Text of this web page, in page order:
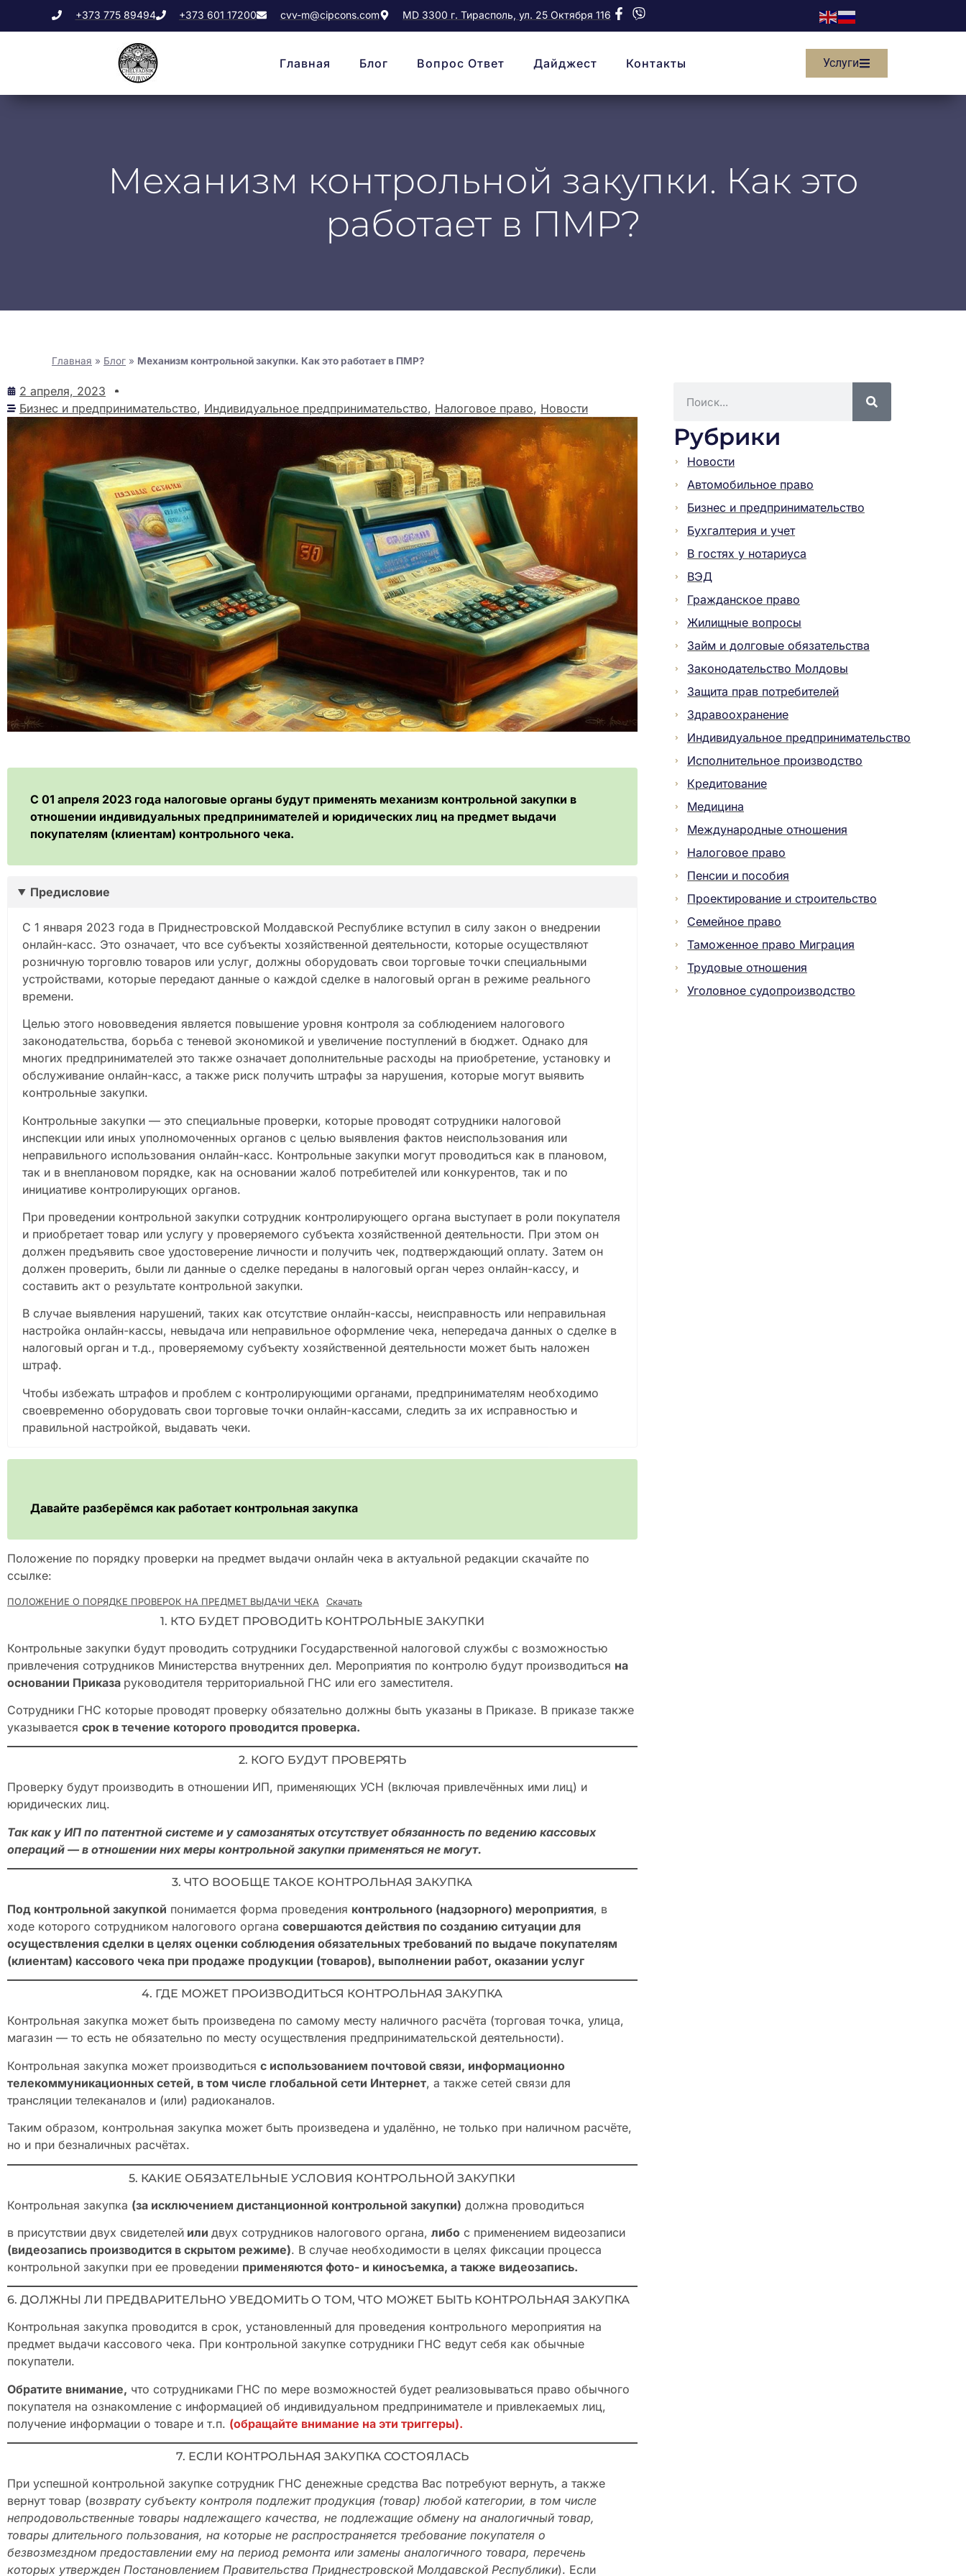
+373 775 89494 +373 601 17200 cvv-m@cipcons.com MD 3300 г. Тирасполь, ул. 25 Октября 116
Главная Блог Вопрос Ответ Дайджест Контакты Услуги
Механизм контрольной закупки. Как это
работает в ПМР?
Главная » Блог » Механизм контрольной закупки. Как это работает в ПМР?
2 апреля, 2023
Бизнес и предпринимательство, Индивидуальное предпринимательство, Налоговое право, Новости
С 01 апреля 2023 года налоговые органы будут применять механизм контрольной закупки в
отношении индивидуальных предпринимателей и юридических лиц на предмет выдачи
покупателям (клиентам) контрольного чека.
Предисловие
С 1 января 2023 года в Приднестровской Молдавской Республике вступил в силу закон о внедрении
онлайн-касс. Это означает, что все субъекты хозяйственной деятельности, которые осуществляют
розничную торговлю товаров или услуг, должны оборудовать свои торговые точки специальными
устройствами, которые передают данные о каждой сделке в налоговый орган в режиме реального
времени.
Целью этого нововведения является повышение уровня контроля за соблюдением налогового
законодательства, борьба с теневой экономикой и увеличение поступлений в бюджет. Однако для
многих предпринимателей это также означает дополнительные расходы на приобретение, установку и
обслуживание онлайн-касс, а также риск получить штрафы за нарушения, которые могут выявить
контрольные закупки.
Контрольные закупки — это специальные проверки, которые проводят сотрудники налоговой
инспекции или иных уполномоченных органов с целью выявления фактов неиспользования или
неправильного использования онлайн-касс. Контрольные закупки могут проводиться как в плановом,
так и в внеплановом порядке, как на основании жалоб потребителей или конкурентов, так и по
инициативе контролирующих органов.
При проведении контрольной закупки сотрудник контролирующего органа выступает в роли покупателя
и приобретает товар или услугу у проверяемого субъекта хозяйственной деятельности. При этом он
должен предъявить свое удостоверение личности и получить чек, подтверждающий оплату. Затем он
должен проверить, были ли данные о сделке переданы в налоговый орган через онлайн-кассу, и
составить акт о результате контрольной закупки.
В случае выявления нарушений, таких как отсутствие онлайн-кассы, неисправность или неправильная
настройка онлайн-кассы, невыдача или неправильное оформление чека, непередача данных о сделке в
налоговый орган и т.д., проверяемому субъекту хозяйственной деятельности может быть наложен
штраф.
Чтобы избежать штрафов и проблем с контролирующими органами, предпринимателям необходимо
своевременно оборудовать свои торговые точки онлайн-кассами, следить за их исправностью и
правильной настройкой, выдавать чеки.
Давайте разберёмся как работает контрольная закупка
Положение по порядку проверки на предмет выдачи онлайн чека в актуальной редакции скачайте по
ссылке:
ПОЛОЖЕНИЕ О ПОРЯДКЕ ПРОВЕРОК НА ПРЕДМЕТ ВЫДАЧИ ЧЕКА Скачать
1. КТО БУДЕТ ПРОВОДИТЬ КОНТРОЛЬНЫЕ ЗАКУПКИ
Контрольные закупки будут проводить сотрудники Государственной налоговой службы с возможностью
привлечения сотрудников Министерства внутренних дел. Мероприятия по контролю будут производиться на
основании Приказа руководителя территориальной ГНС или его заместителя.
Сотрудники ГНС которые проводят проверку обязательно должны быть указаны в Приказе. В приказе также
указывается срок в течение которого проводится проверка.
2. КОГО БУДУТ ПРОВЕРЯТЬ
Проверку будут производить в отношении ИП, применяющих УСН (включая привлечённых ими лиц) и
юридических лиц.
Так как у ИП по патентной системе и у самозанятых отсутствует обязанность по ведению кассовых
операций — в отношении них меры контрольной закупки применяться не могут.
3. ЧТО ВООБЩЕ ТАКОЕ КОНТРОЛЬНАЯ ЗАКУПКА
Под контрольной закупкой понимается форма проведения контрольного (надзорного) мероприятия, в
ходе которого сотрудником налогового органа совершаются действия по созданию ситуации для
осуществления сделки в целях оценки соблюдения обязательных требований по выдаче покупателям
(клиентам) кассового чека при продаже продукции (товаров), выполнении работ, оказании услуг
4. ГДЕ МОЖЕТ ПРОИЗВОДИТЬСЯ КОНТРОЛЬНАЯ ЗАКУПКА
Контрольная закупка может быть произведена по самому месту наличного расчёта (торговая точка, улица,
магазин — то есть не обязательно по месту осуществления предпринимательской деятельности).
Контрольная закупка может производиться с использованием почтовой связи, информационно
телекоммуникационных сетей, в том числе глобальной сети Интернет, а также сетей связи для
трансляции телеканалов и (или) радиоканалов.
Таким образом, контрольная закупка может быть произведена и удалённо, не только при наличном расчёте,
но и при безналичных расчётах.
5. КАКИЕ ОБЯЗАТЕЛЬНЫЕ УСЛОВИЯ КОНТРОЛЬНОЙ ЗАКУПКИ
Контрольная закупка (за исключением дистанционной контрольной закупки) должна проводиться
в присутствии двух свидетелей или двух сотрудников налогового органа, либо с применением видеозаписи
(видеозапись производится в скрытом режиме). В случае необходимости в целях фиксации процесса
контрольной закупки при ее проведении применяются фото- и киносъемка, а также видеозапись.
6. ДОЛЖНЫ ЛИ ПРЕДВАРИТЕЛЬНО УВЕДОМИТЬ О ТОМ, ЧТО МОЖЕТ БЫТЬ КОНТРОЛЬНАЯ ЗАКУПКА
Контрольная закупка проводится в срок, установленный для проведения контрольного мероприятия на
предмет выдачи кассового чека. При контрольной закупке сотрудники ГНС ведут себя как обычные
покупатели.
Обратите внимание, что сотрудниками ГНС по мере возможностей будет реализовываться право обычного
покупателя на ознакомление с информацией об индивидуальном предпринимателе и привлекаемых лиц,
получение информации о товаре и т.п. (обращайте внимание на эти триггеры).
7. ЕСЛИ КОНТРОЛЬНАЯ ЗАКУПКА СОСТОЯЛАСЬ
При успешной контрольной закупке сотрудник ГНС денежные средства Вас потребуют вернуть, а также
вернут товар (возврату субъекту контроля подлежит продукция (товар) любой категории, в том числе
непродовольственные товары надлежащего качества, не подлежащие обмену на аналогичный товар,
товары длительного пользования, на которые не распространяется требование покупателя о
безвозмездном предоставлении ему на период ремонта или замены аналогичного товара, перечень
которых утвержден Постановлением Правительства Приднестровской Молдавской Республики). Если
Рубрики
Новости
Автомобильное право
Бизнес и предпринимательство
Бухгалтерия и учет
В гостях у нотариуса
ВЭД
Гражданское право
Жилищные вопросы
Займ и долговые обязательства
Законодательство Молдовы
Защита прав потребителей
Здравоохранение
Индивидуальное предпринимательство
Исполнительное производство
Кредитование
Медицина
Международные отношения
Налоговое право
Пенсии и пособия
Проектирование и строительство
Семейное право
Таможенное право Миграция
Трудовые отношения
Уголовное судопроизводство